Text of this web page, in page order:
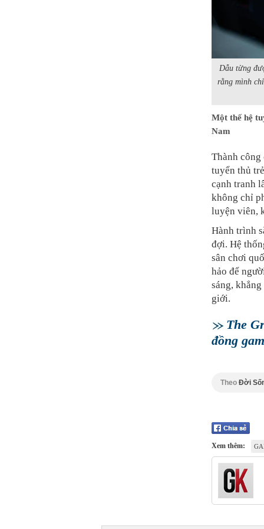
Dẫu từng
rằng mình
Một thế hệ
Nam
Thành công
tuyển thủ
cạnh tranh
không chỉ
luyện viên,
Hành trình
đợi. Hệ
sân chơi
hảo để
sáng,
giới.
The
đồng
Theo Đời
Xem thêm: